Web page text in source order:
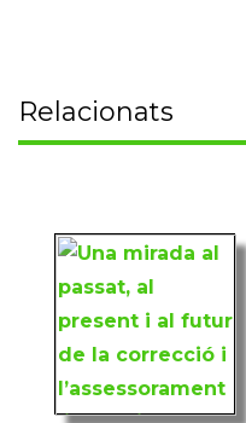
Relacionats